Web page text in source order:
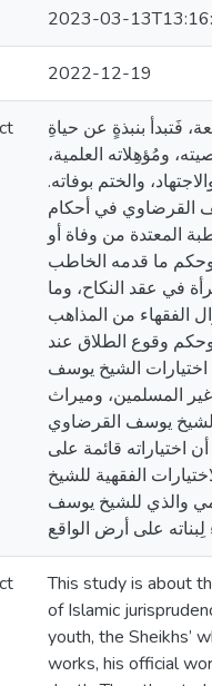
2023-03-
2022-12-19
فَتبدأ بنبذةٍ عن حياةِ
ومُؤهِلاته العلمية،
والختم بوفاته.
القرضاوي في أحكام
المعتدة من وفاة أو
وحكم ما قدمه الخاطب
في عقد النكاح، وما
الفقهاء من المذاهب
وقوع الطلاق عند
اختيارات الشيخ يوسف
المسلمين، وميراث
الشيخ يوسف القرضاوي
اختياراته قائمة على
الفقهية للشيخ
والذي للشيخ يوسف
This study is about
of Islamic
youth, the Sheikhs’
works, his official